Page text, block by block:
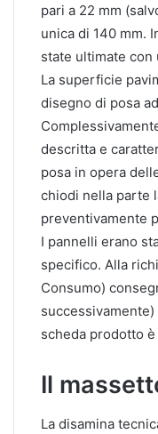
pari a 22 mm
unica di 140 mm.
state ultimate con
La superficie
disegno di posa
descritta e
posa in opera
chiodi nella parte
preventivamente
I pannelli erano
specifico. Alla
Consumo)
scheda prodotto
Il
La disamina